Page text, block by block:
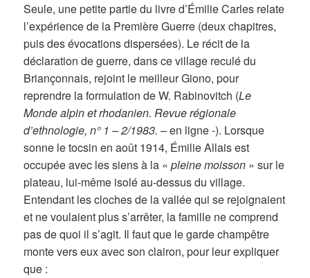
Seule, une petite partie du livre d’Émilie Carles relate
l’expérience de la Première Guerre (deux chapitres,
puis des évocations dispersées). Le récit de la
déclaration de guerre, dans ce village reculé du
Briançonnais, rejoint le meilleur Giono, pour
reprendre la formulation de W. Rabinovitch (Le
Monde alpin et rhodanien. Revue régionale
d’ethnologie, n° 1 – 2/1983. –en ligne -). Lorsque
sonne le tocsin en août 1914, Émilie Allais est
occupée avec les siens à la «pleine moisson » sur le
plateau, lui-même isolé au-dessus du village.
Entendant les cloches de la vallée qui se rejoignaient
et ne voulaient plus s’arrêter, la famille ne comprend
pas de quoi il s’agit. Il faut que le garde champêtre
monte vers eux avec son clairon, pour leur expliquer
que :